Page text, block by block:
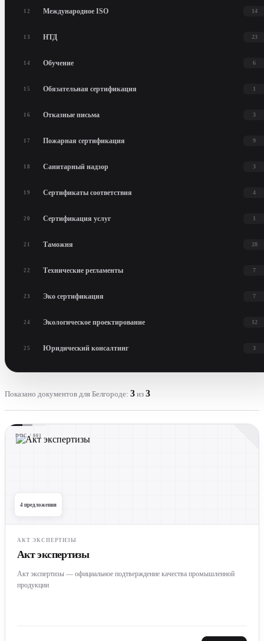
12 Международное ISO 14
13 НТД 23
14 Обучение 6
15 Обязательная сертификация 1
16 Отказные письма 3
17 Пожарная сертификация 9
18 Санитарный надзор 3
19 Сертификаты соответствия 4
20 Сертификация услуг 1
21 Таможня 28
22 Технические регламенты 7
23 Эко сертификация 7
24 Экологическое проектирование 12
25 Юридический консалтинг 3
Показано документов для Белгороде: 3 из 3
DOC / 001
4 предложения
АКТ ЭКСПЕРТИЗЫ
Акт экспертизы
Акт экспертизы — официальное подтверждение качества промышленной
продукции